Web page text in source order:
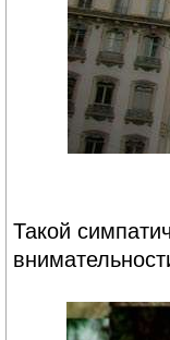
Такой